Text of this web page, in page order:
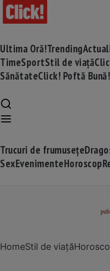
Ultima Oră!Trending
TimeSportStil de viață
SănătateClick! Poftă Bună!
Trucuri de frumusețe
SexEvenimenteHoroscop
HomeStil de viață